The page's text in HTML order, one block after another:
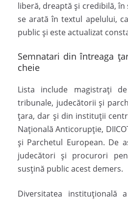
liberă, dreaptă și credibilă, în
se arată în textul apelului,
public și este actualizat
Semnatari din întreaga
cheie
Lista include magistrați
tribunale, judecătorii și
țara, dar și din instituții
Națională Anticorupție,
și Parchetul European. De
judecători și procurori
susțină public acest demers.
Diversitatea instituțională